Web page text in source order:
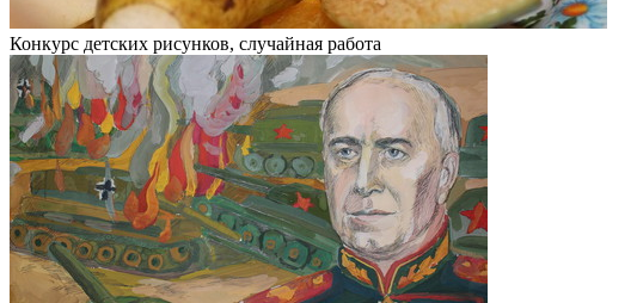
Конкурс детских рисунков, случайная работа